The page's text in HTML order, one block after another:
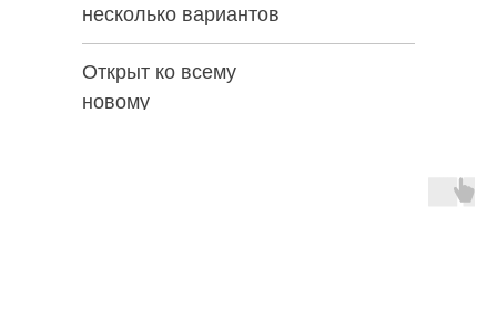
несколько вариантов
Открыт ко всему
новому